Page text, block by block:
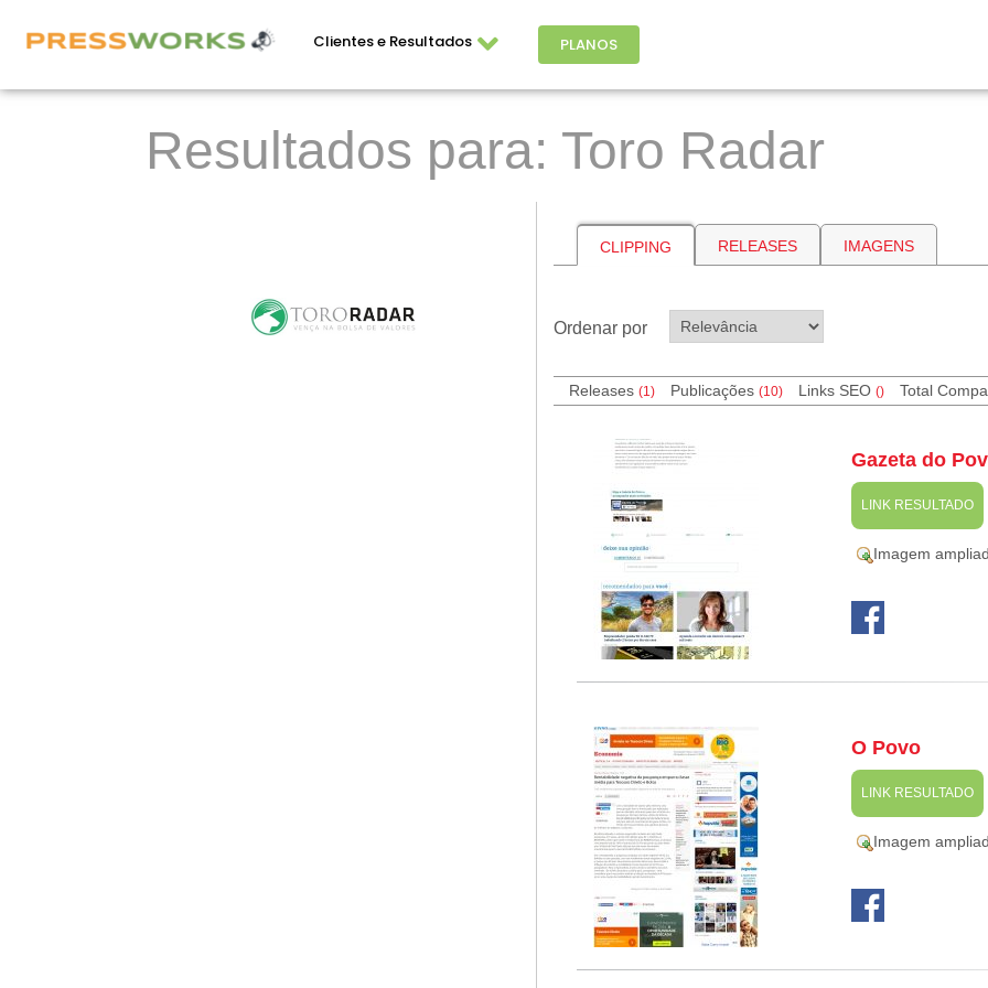
Clientes e Resultados PLANOS
Resultados para: Toro Radar
CLIPPING RELEASES IMAGENS
Ordenar por
Releases(1) Publicações(10) Links SEO() Total
Gazeta do
LINK RESULTADO
Imagem
O Povo
LINK RESULTADO
Imagem